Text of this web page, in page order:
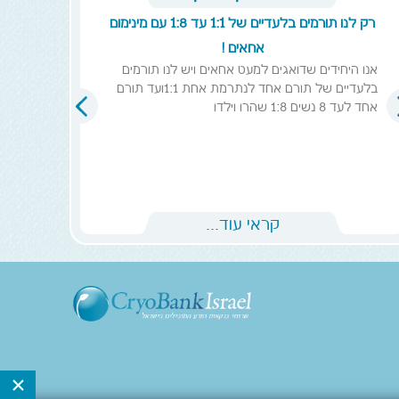
רק לנו תורמים בלעדיים של 1:1 עד 1:8 עם מינימום
אחאים !
אנו היחידים שדואגים למעט אחאים ויש לנו תורמים
בלעדיים של תורם אחד לנתרמת אחת 1:1ועד תורם
אחד לעד 8 נשים 1:8 שהרו וילדו
קראי עוד...
×